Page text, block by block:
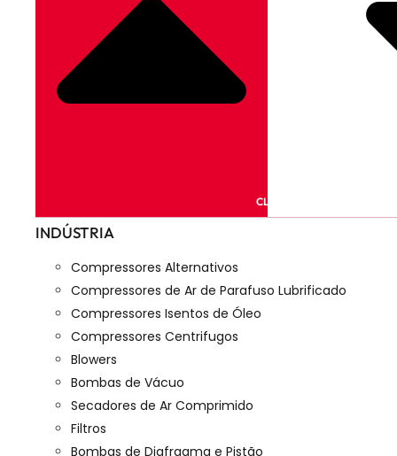
CLOSE PRODUTOS
INDÚSTRIA
Compressores Alternativos
Compressores de Ar de Parafuso Lubrificado
Compressores Isentos de Óleo
Compressores Centrifugos
Blowers
Bombas de Vácuo
Secadores de Ar Comprimido
Filtros
Bombas de Diafragma e Pistão